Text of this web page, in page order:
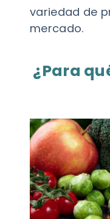
variedad de
mercado.
¿Para